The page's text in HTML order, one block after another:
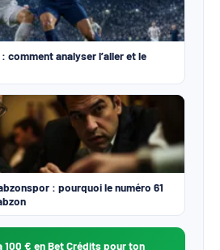
comment analyser l’aller et le
: pourquoi le numéro 61
100 € en Bet Crédits pour ton